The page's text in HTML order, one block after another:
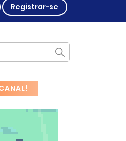
Registrar-se